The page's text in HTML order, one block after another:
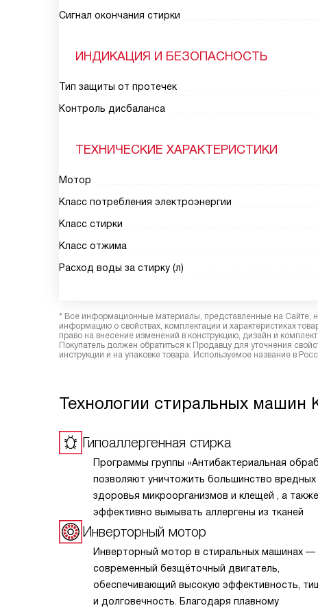
Сигнал окончания стирки
ИНДИКАЦИЯ И БЕЗОПАСНОСТЬ
Тип защиты от протечек
Контроль дисбаланса
ТЕХНИЧЕСКИЕ ХАРАКТЕРИСТИКИ
Мотор
Класс потребления электроэнергии
Класс стирки
Класс отжима
Расход воды за стирку (л)
* Все информационные материалы, представленные на Сайте,
информацию о свойствах, комплектации и характеристиках
право на внесение изменений в конструкцию, дизайн и
Покупатель должен обратиться к Продавцу для уточнения
инструкции и на упаковке товара. Используемое название в
Технологии стиральных машин
Гипоаллергенная стирка
Программы группы «Антибактериальная
позволяют уничтожить большинство вредных
здоровья микроорганизмов и клещей , а также
эффективно вымывать аллергены из тканей
Инверторный мотор
Инверторный мотор в стиральных машинах —
современный безщёточный двигатель,
обеспечивающий высокую эффективность,
и долговечность. Благодаря плавному